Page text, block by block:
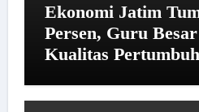
Ekonomi Jatim
Persen, Guru
Kualitas